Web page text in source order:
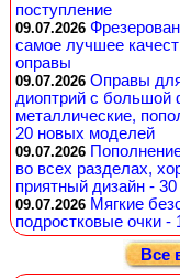
поступление
09.07.2026
самое лучшее
оправы
09.07.2026 Оправы
диоптрий с большой
металлические,
20 новых моделей
09.07.2026
во всех разделах,
приятный дизайн -
09.07.2026 Мягкие
подростковые очки
Все